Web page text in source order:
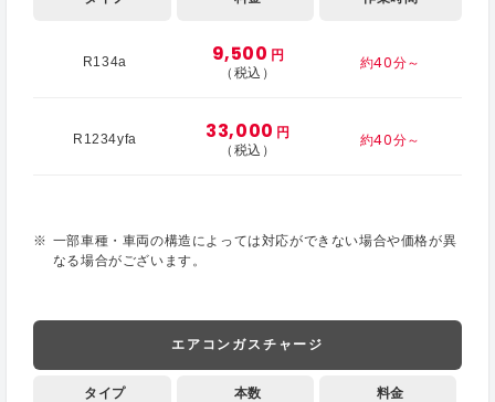
R134a 9,500 円
（税込）
約40分～
R1234yfa 33,000 円
（税込）
約40分～
一部車種・車両の構造によっては対応ができない場合や価格が異
なる場合がございます。
エアコンガスチャージ
タイプ 本数 料金